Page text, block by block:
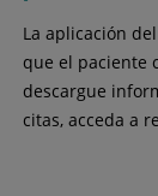
La aplicación
que el paciente
descargue
citas, acceda a